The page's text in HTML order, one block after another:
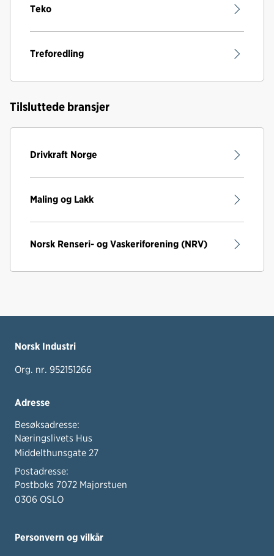
Teko
Treforedling
Tilsluttede bransjer
Drivkraft Norge
Maling og Lakk
Norsk Renseri- og Vaskeriforening (NRV)
Norsk Industri
Org. nr. 952151266
Adresse
Besøksadresse:
Næringslivets Hus
Middelthunsgate 27
Postadresse:
Postboks 7072 Majorstuen
0306 OSLO
Personvern og vilkår